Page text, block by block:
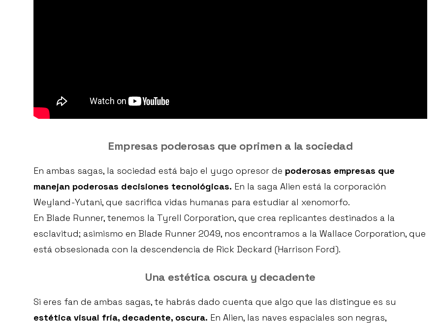
Empresas poderosas que oprimen a la sociedad
En ambas sagas, la sociedad está bajo el yugo opresor de poderosas empresas que
manejan poderosas decisiones tecnológicas. En la saga Alien está la corporación
Weyland-Yutani, que sacrifica vidas humanas para estudiar al xenomorfo.
En Blade Runner, tenemos la Tyrell Corporation, que crea replicantes destinados a la
esclavitud; asimismo en Blade Runner 2049, nos encontramos a la Wallace Corporation, que
está obsesionada con la descendencia de Rick Deckard (Harrison Ford).
Una estética oscura y decadente
Si eres fan de ambas sagas, te habrás dado cuenta que algo que las distingue es su
estética visual fría, decadente, oscura. En Alien, las naves espaciales son negras,